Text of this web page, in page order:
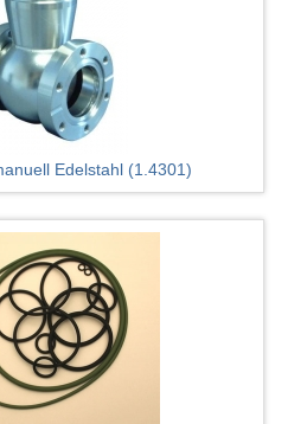
Edelstahl (1.4301)